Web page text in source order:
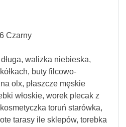
Czarny
walizka niebieska,
buty filcowo-
olx, płaszcze męskie
włoskie, worek plecak z
toruń starówka,
tarasy ile sklepów, torebka